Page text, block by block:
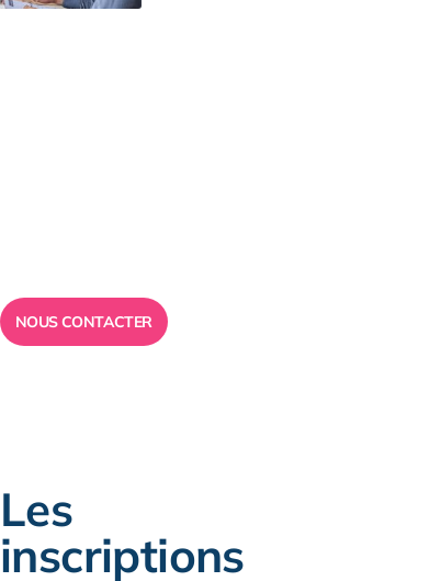
NOUS CONTACTER
Les
inscriptions